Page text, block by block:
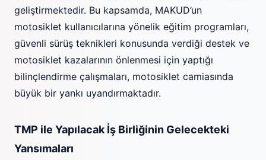
geliştirmektedir. Bu kapsamda, MAKUD’un
motosiklet kullanıcılarına yönelik eğitim programları,
güvenli sürüş teknikleri konusunda verdiği destek ve
motosiklet kazalarının önlenmesi için yaptığı
bilinçlendirme çalışmaları, motosiklet camiasında
büyük bir yankı uyandırmaktadır.
TMP ile Yapılacak İş Birliğinin Gelecekteki
Yansımaları